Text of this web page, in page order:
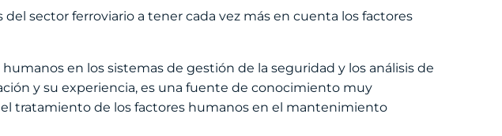
sector ferroviario a tener cada vez más en cuenta los factores
en los sistemas de gestión de la seguridad y los análisis de
y su experiencia, es una fuente de conocimiento muy
tratamiento de los factores humanos en el mantenimiento